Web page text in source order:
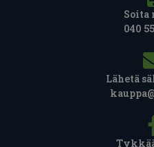
Soita
040
Lähetä